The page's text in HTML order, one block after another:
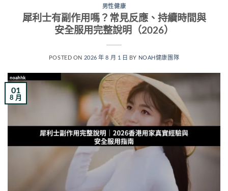
男性健康
犀利士有副作用嗎？常見反應、持續時間與
安全服用完整說明（2026）
POSTED ON 2026 年 8 月 1 日 BY NOAH健康團隊
01
8 月